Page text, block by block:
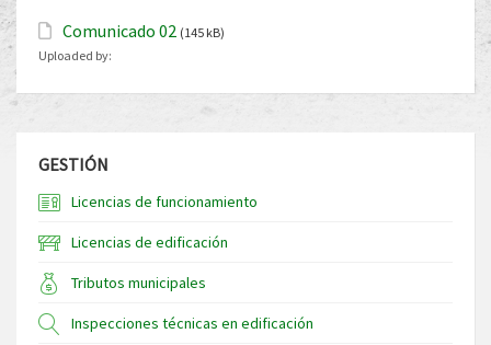
Comunicado 02 (145 kB)
Uploaded by:
GESTIÓN
Licencias de funcionamiento
Licencias de edificación
Tributos municipales
Inspecciones técnicas en edificación